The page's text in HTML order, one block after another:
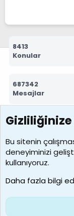
8413
Konular
687342
Mesajlar
7390
Kullanıcılar
Son üye
Çerezler
Bu sitenin
deneyiminizi
kullanıyoruz.
Daha fazla bilgi